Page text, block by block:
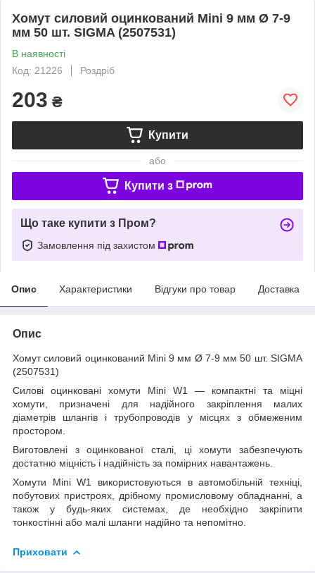
Хомут силовий оцинкований Mini 9 мм Ø 7-9
мм 50 шт. SIGMA (2507531)
В наявності
Код: 21226
Роздріб
203 ₴
Купити
або
Купити з
Що таке купити з Пром?
Замовлення під захистом
Опис Характеристики Відгуки про товар Доставка
Опис
Хомут силовий оцинкований Mini 9 мм Ø 7-9 мм 50 шт. SIGMA
(2507531)
Силові оцинковані хомути Mini W1 — компактні та міцні
хомути, призначені для надійного закріплення малих
діаметрів шлангів і трубопроводів у місцях з обмеженим
простором.
Виготовлені з оцинкованої сталі, ці хомути забезпечують
достатню міцність і надійність за помірних навантажень.
Хомути Mini W1 використовуються в автомобільній техніці,
побутових пристроях, дрібному промисловому обладнанні, а
також у будь-яких системах, де необхідно закріпити
тонкостінні або малі шланги надійно та непомітно.
Приховати